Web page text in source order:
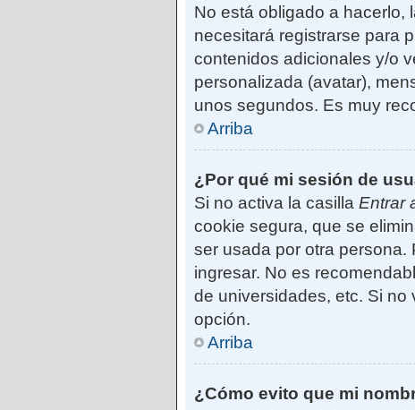
No está obligado a hacerlo,
necesitará registrarse para
contenidos adicionales y/o
personalizada (avatar),
unos segundos. Es muy
Arriba
¿Por qué mi sesión de
Si no activa la casilla Entrar
cookie segura, que se
ser usada por otra persona.
ingresar. No es
de universidades, etc. Si no
opción.
Arriba
¿Cómo evito que mi